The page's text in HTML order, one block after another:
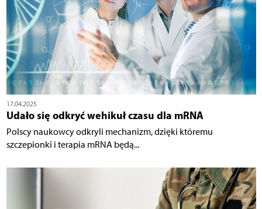
17.04.2025
Udało się odkryć wehikuł czasu dla mRNA
Polscy naukowcy odkryli mechanizm, dzięki któremu
szczepionki i terapia mRNA będą...